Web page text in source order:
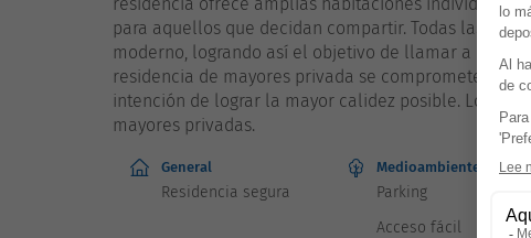
para aquellos que decidan compartir. Todas las
moderno, logrando así el objetivo de llamar a
residencia de mayores privada se compromete a
intención de lograr la mayor calidez posible.
mayores privadas.
General
Residencia segura
Medioambiente
Parking
Acceso fácil